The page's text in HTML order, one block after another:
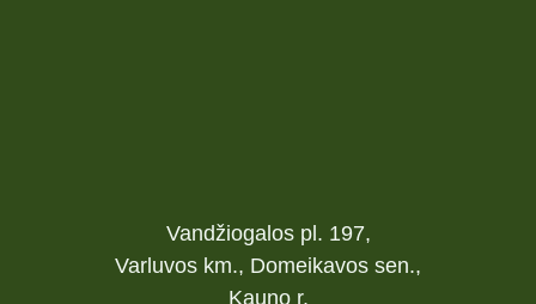
Vandžiogalos pl. 197,
Varluvos km., Domeikavos sen.,
Kauno r.